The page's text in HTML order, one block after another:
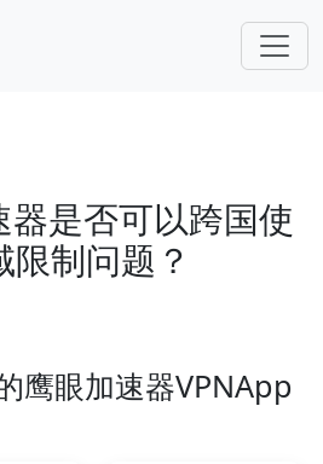
器是否可以跨国使
限制问题？
鹰眼加速器VPNApp